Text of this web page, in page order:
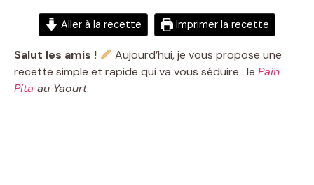
Aller à la recette Imprimer la recette
Salut les amis !
Aujourd’hui, je vous propose une
recette simple et rapide qui va vous séduire : le Pain
Pita au Yaourt.